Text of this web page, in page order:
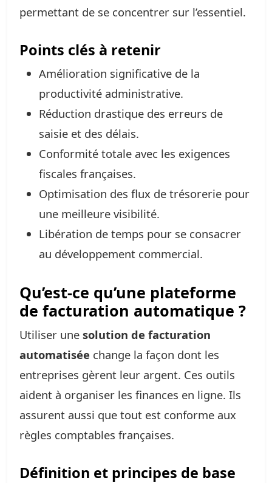
permettant de se concentrer sur l’essentiel.
Points clés à retenir
Amélioration significative de la
productivité administrative.
Réduction drastique des erreurs de
saisie et des délais.
Conformité totale avec les exigences
fiscales françaises.
Optimisation des flux de trésorerie pour
une meilleure visibilité.
Libération de temps pour se consacrer
au développement commercial.
Qu’est-ce qu’une plateforme
de facturation automatique ?
Utiliser une solution de facturation
automatisée change la façon dont les
entreprises gèrent leur argent. Ces outils
aident à organiser les finances en ligne. Ils
assurent aussi que tout est conforme aux
règles comptables françaises.
Définition et principes de base